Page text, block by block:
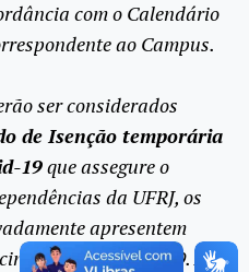
com o Calendário
ao Campus.
ser considerados
de Isenção temporária
19que assegure o
da UFRJ, os
apresentem
para covid-19. A